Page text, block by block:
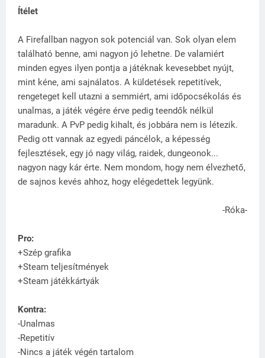
Ítélet
A Firefallban nagyon sok potenciál van. Sok olyan elem
található benne, ami nagyon jó lehetne. De valamiért
minden egyes ilyen pontja a játéknak kevesebbet nyújt,
mint kéne, ami sajnálatos. A küldetések repetitívek,
rengeteget kell utazni a semmiért, ami időpocsékolás és
unalmas, a játék végére érve pedig teendők nélkül
maradunk. A PvP pedig kihalt, és jobbára nem is létezik.
Pedig ott vannak az egyedi páncélok, a képesség
fejlesztések, egy jó nagy világ, raidek, dungeonok...
nagyon nagy kár érte. Nem mondom, hogy nem élvezhető,
de sajnos kevés ahhoz, hogy elégedettek legyünk.
-Róka-
Pro:
+Szép grafika
+Steam teljesítmények
+Steam játékkártyák
Kontra:
-Unalmas
-Repetitív
-Nincs a játék végén tartalom